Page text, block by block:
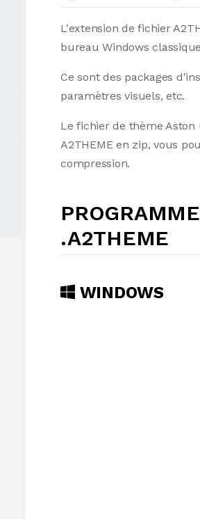
L'extension de fichier
bureau Windows
Ce sont des packages
paramètres visuels, etc.
Le fichier de thème
A2THEME en zip, vous
compression.
.A2THEME
WINDOWS